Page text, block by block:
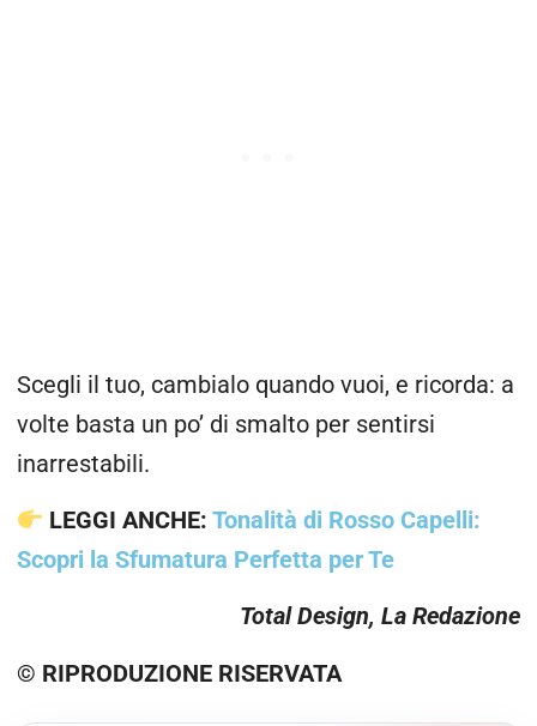
Scegli il tuo, cambialo quando vuoi, e ricorda: a
volte basta un po’ di smalto per sentirsi
inarrestabili.
LEGGI ANCHE:Tonalità di Rosso Capelli:
Scopri la Sfumatura Perfetta per Te
Total Design, La Redazione
© RIPRODUZIONE RISERVATA